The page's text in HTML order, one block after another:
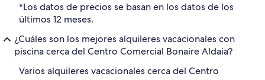
*Los datos de precios se basan en los datos de los
últimos 12 meses.
¿Cuáles son los mejores alquileres vacacionales con
piscina cerca del Centro Comercial Bonaire Aldaia?
Varios alquileres vacacionales cerca del Centro